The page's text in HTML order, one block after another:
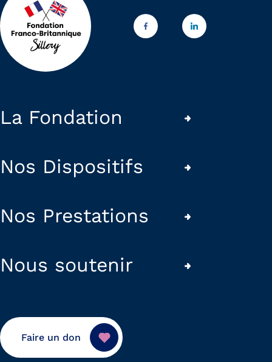
La Fondation
Nos Dispositifs
Nos Prestations
Nous soutenir
Faire un don